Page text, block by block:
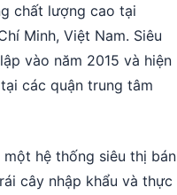
chất lượng cao tại
Minh, Việt Nam. Siêu
vào năm 2015 và hiện
các quận trung tâm
một hệ thống siêu thị bán
cây nhập khẩu và thực